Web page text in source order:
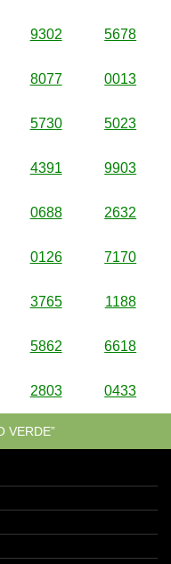
9302 5678
8077 0013
5730 5023
4391 9903
0688 2632
0126 7170
3765 1188
5862 6618
2803 0433
VERDE”